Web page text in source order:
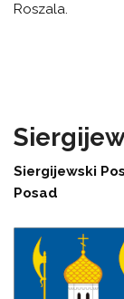
Roszala.
Siergijewski
Posad